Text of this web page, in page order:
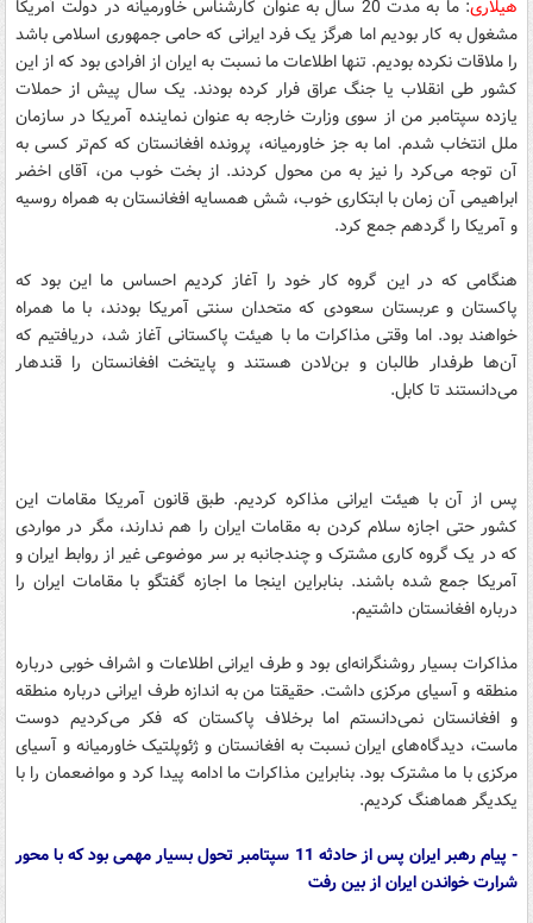
هیلاری
: ما به مدت 20 سال به عنوان کارشناس خاورمیانه در دولت آمریکا
مشغول به کار بودیم اما هرگز یک فرد ایرانی که حامی جمهوری اسلامی باشد
را ملاقات نکرده بودیم. تنها اطلاعات ما نسبت به ایران از افرادی بود که از این
کشور طی انقلاب یا جنگ عراق فرار کرده بودند. یک سال پیش از حملات
یازده سپتامبر من از سوی وزارت خارجه به عنوان نماینده آمریکا در سازمان
ملل انتخاب شدم. اما به جز خاورمیانه،‌ پرونده افغانستان که کم‌تر کسی به
آن توجه می‌کرد را نیز به من محول کردند. از بخت خوب من، آقای اخضر
ابراهیمی آن زمان با ابتکاری خوب، شش همسایه افغانستان به همراه روسیه
و آمریکا را گردهم جمع کرد.
هنگامی که در این گروه کار خود را آغاز کردیم احساس ما این بود که
پاکستان و عربستان سعودی که متحدان سنتی آمریکا بودند، با ما همراه
خواهند بود. اما وقتی مذاکرات ما با هیئت پاکستانی آغاز شد، دریافتیم که
آن‌ها طرفدار طالبان و بن‌لادن هستند و پایتخت افغانستان را قندهار
می‌دانستند تا کابل.
پس از آن با هیئت ایرانی مذاکره کردیم. طبق قانون آمریکا مقامات این
کشور حتی اجازه سلام کردن به مقامات ایران را هم ندارند، مگر در مواردی
که در یک گروه کاری مشترک و چندجانبه بر سر موضوعی غیر از روابط ایران و
آمریکا جمع شده باشند. بنابراین اینجا ما اجازه گفتگو با مقامات ایران را
درباره افغانستان داشتیم.
مذاکرات بسیار روشنگرانه‌ای بود و طرف ایرانی اطلاعات و اشراف خوبی درباره
منطقه و آسیای مرکزی داشت. حقیقتا من به اندازه طرف ایرانی درباره منطقه
و افغانستان نمی‌دانستم اما برخلاف پاکستان که فکر می‌کردیم دوست
ماست، دیدگاه‌های ایران نسبت به افغانستان و ژئوپلتیک خاورمیانه و آسیای
مرکزی با ما مشترک بود. بنابراین مذاکرات ما ادامه پیدا کرد و مواضعمان را با
یکدیگر هماهنگ کردیم.
- پیام رهبر ایران پس از حادثه 11 سپتامبر تحول بسیار مهمی بود که با محور
شرارت خواندن ایران از بین رفت